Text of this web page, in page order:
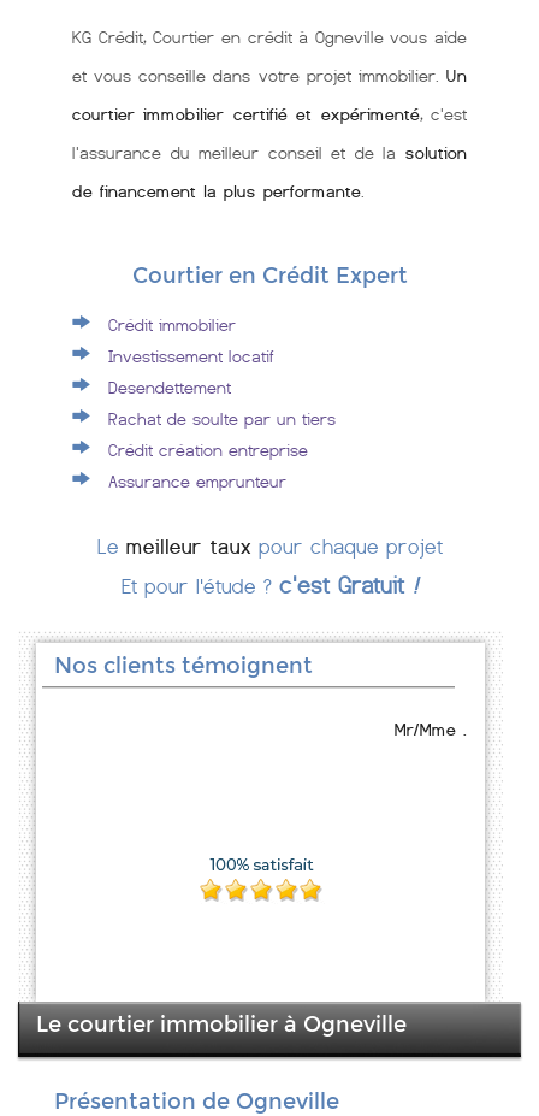
KG Crédit, Courtier en crédit à Ogneville vous aide
et vous conseille dans votre projet immobilier. Un
courtier immobilier certifié et expérimenté, c'est
l'assurance du meilleur conseil et de la solution
de financement la plus performante
Courtier en Crédit Expert
Crédit immobilier
Investissement locatif
Desendettement
Rachat de soulte par un tiers
Crédit création entreprise
Assurance emprunteur
Le meilleur taux pour chaque projet
Et pour l'étude ? c'est Gratuit !
Nos clients témoignent
Mr/Mme .
Le courtier immobilier à Ogneville
Présentation de Ogneville